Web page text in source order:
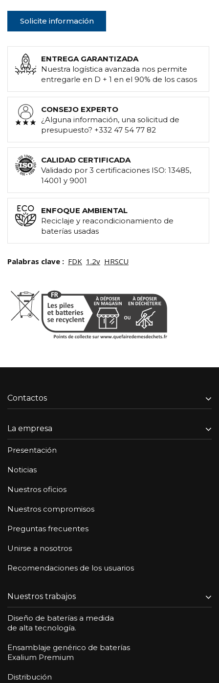
Solicite información
ENTREGA GARANTIZADA
Nuestra logística avanzada nos permite
entregarle en D + 1 en el 90% de los casos
CONSEJO EXPERTO
¿Alguna información, una solicitud de
presupuesto? +332 47 54 77 82
CALIDAD CERTIFICADA
Validado por 3 certificaciones ISO: 13485,
14001 y 9001
ENFOQUE AMBIENTAL
Reciclaje y reacondicionamiento de
baterías usadas
Palabras clave : FDK 1.2v HRSCU
Contactos
La empresa
Presentación
Noticias
Nuestros oficios
Nuestros compromisos
Preguntas frecuentes
Unirse a nosotros
Recomendaciones de los usuarios
Nuestros trabajos
Diseño de baterías a medida
de alta tecnología.
Ensamblaje genérico de baterías
Exalium Premium
Distribución